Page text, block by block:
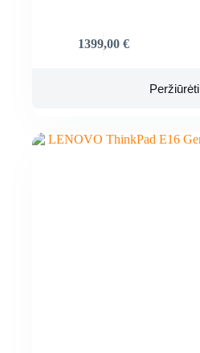
1399,00 €
Peržiūrėti